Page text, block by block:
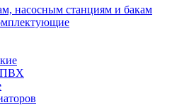
насосным станциям и бакам
ПВХ